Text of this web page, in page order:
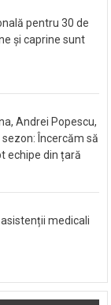
pentru 30 de
și caprine sunt
Andrei Popescu,
Încercăm să
echipe din țară
medicali